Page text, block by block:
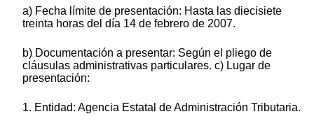
a) Fecha límite de presentación: Hasta las diecisiete
treinta horas del día 14 de febrero de 2007.
b) Documentación a presentar: Según el pliego de
cláusulas administrativas particulares. c) Lugar de
presentación:
1. Entidad: Agencia Estatal de Administración Tributaria.